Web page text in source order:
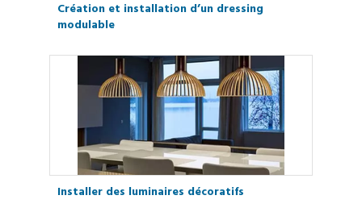
Création et installation d’un dressing
modulable
Installer des luminaires décoratifs